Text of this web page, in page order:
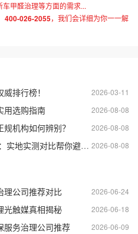
甲醛治理等方面的需求...
400-026-2055，我们会详细为你一一解
2026-03-11
排行榜！
2026-08-08
用选购指南
2026-08-08
机构如何辨别？
2026-08-08
测对比帮你避开差商家
2026-06-24
理公司推荐对比
2026-06-18
光触媒真相揭秘
2026-06-09
服务治理公司推荐